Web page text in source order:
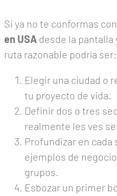
Si ya no te conformas
en USA desde la pantalla
ruta razonable podría ser:
Elegir una ciudad o
tu proyecto de vida.
Definir dos o tres
realmente les ves
Profundizar en cada
ejemplos de
grupos.
Esbozar un primer